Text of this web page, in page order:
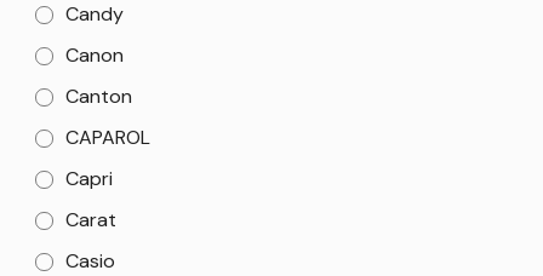
Candy
Canon
Canton
CAPAROL
Capri
Carat
Casio